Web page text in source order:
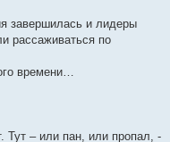
завершилась и лидеры
рассаживаться по
времени…
Тут – или пан, или пропал, -